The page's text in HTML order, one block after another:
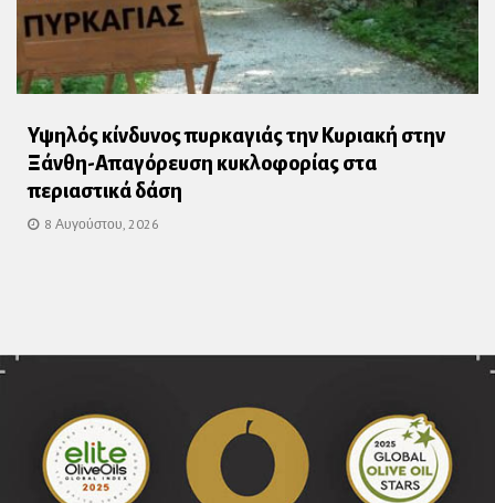
Υψηλός κίνδυνος πυρκαγιάς την Κυριακή στην
Ξάνθη-Απαγόρευση κυκλοφορίας στα
περιαστικά δάση
8 Αυγούστου, 2026